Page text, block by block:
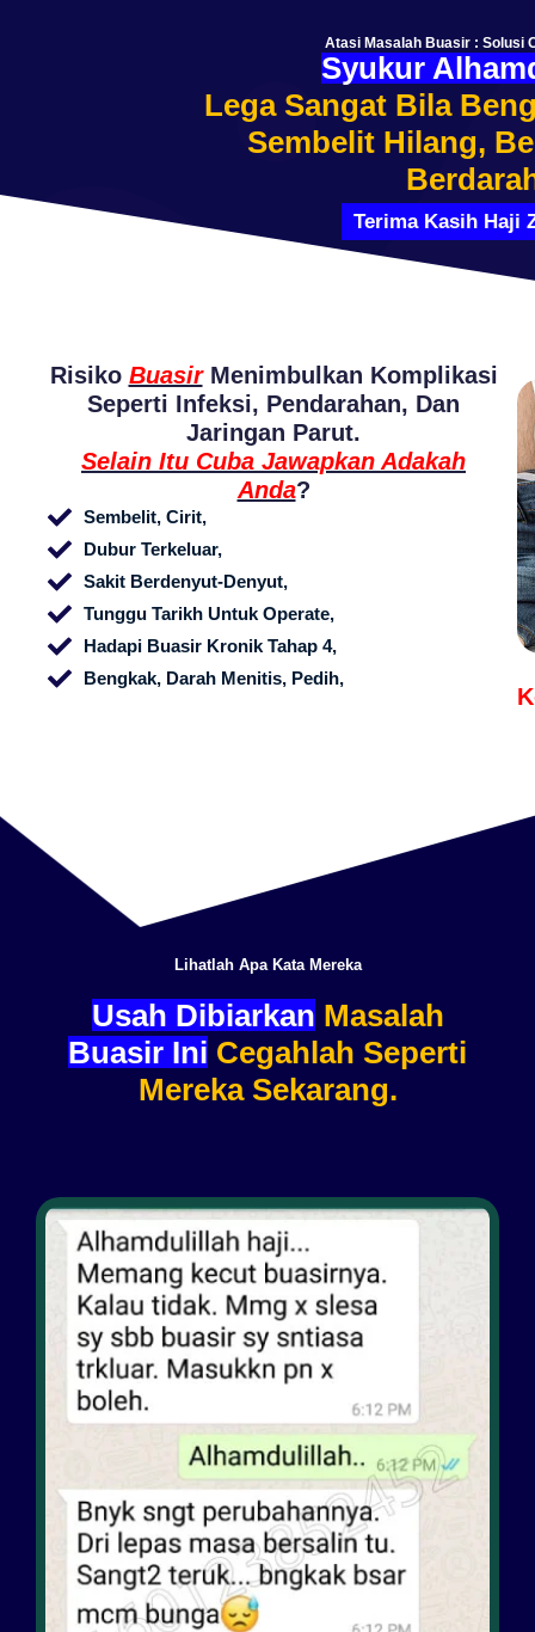
Atasi Masalah Buasir : Solusi
Syukur
Lega Sangat Bila
Sembelit Hilang,
Terima Kasih Haji
Risiko BuasirMenimbulkan Komplikasi
Seperti Infeksi, Pendarahan, Dan
Jaringan Parut.
Selain Itu Cuba Jawapkan Adakah
Anda?
Sembelit, Cirit,
Dubur Terkeluar,
Sakit Berdenyut-Denyut,
Tunggu Tarikh Untuk Operate,
Hadapi Buasir Kronik Tahap 4,
Bengkak, Darah Menitis, Pedih,
Lihatlah Apa Kata Mereka
Usah Dibiarkan Masalah
Buasir Ini Cegahlah Seperti
Mereka Sekarang.